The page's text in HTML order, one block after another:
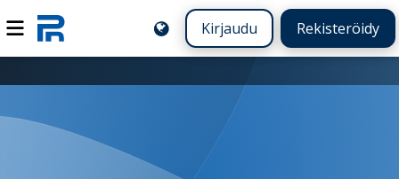
Kirjaudu Rekisteröidy